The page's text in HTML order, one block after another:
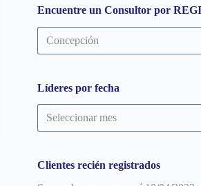
Encuentre un Consultor por
Encuentre
un
Consultor
Líderes por fecha
Líderes
por
fecha
Clientes recién registrados